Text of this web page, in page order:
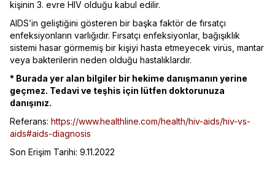
kişinin 3. evre HIV olduğu kabul edilir.
AIDS’in geliştiğini gösteren bir başka faktör de fırsatçı
enfeksiyonların varlığıdır. Fırsatçı enfeksiyonlar, bağışıklık
sistemi hasar görmemiş bir kişiyi hasta etmeyecek virüs, mantar
veya bakterilerin neden olduğu hastalıklardır.
* Burada yer alan bilgiler bir hekime danışmanın yerine
geçmez. Tedavi ve teşhis için lütfen doktorunuza
danışınız.
Referans: https://www.healthline.com/health/hiv-aids/hiv-vs-
aids#aids-diagnosis
Son Erişim Tarihi: 9.11.2022